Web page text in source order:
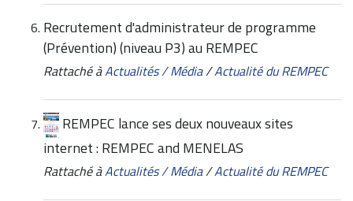
Recrutement d'administrateur de programme
(Prévention) (niveau P3) au REMPEC
Rattaché àActualités / Média/Actualité du REMPEC
REMPEC lance ses deux nouveaux sites
internet : REMPEC and MENELAS
Rattaché àActualités / Média/Actualité du REMPEC